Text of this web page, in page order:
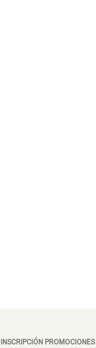
INSCRIPCIÓN PROMOCIONES